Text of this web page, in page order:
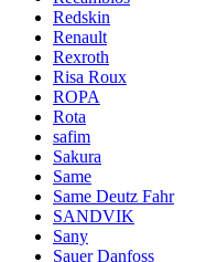
Redskin
Renault
Rexroth
Risa Roux
ROPA
Rota
safim
Sakura
Same
Same Deutz Fahr
SANDVIK
Sany
Sauer Danfoss